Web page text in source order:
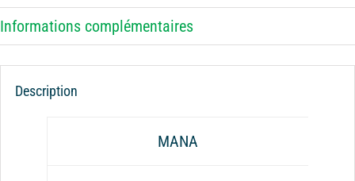
Informations complémentaires
Description
MANA